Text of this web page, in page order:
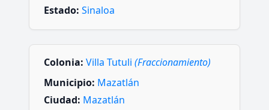
Estado: Sinaloa
Colonia: Villa Tutuli (Fraccionamiento)
Municipio: Mazatlán
Ciudad: Mazatlán